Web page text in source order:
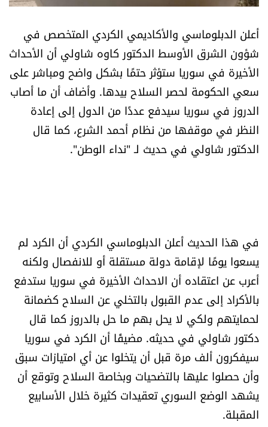
كتّابنا
تحت المجهر
آراء
اقتصاد
العالم
فصل من كتاب
اقرأ تضحك
كاميرا
سجالات
صحّة وصحن
الرياضة
أعلن الدبلوماسي والأكاديمي الكردي المتخصص في
شؤون الشرق الأوسط الدكتور كاوه شاولي أن الأحداث
الأخيرة في سوريا ستؤثر حتمًا بشكل واضح ومباشر على
سعي الحكومة لحصر السلاح بيدها. وأضاف أن ما أصاب
الدروز في سوريا سيدفع عددًا من الدول إلى إعادة
النظر في موقفها من نظام أحمد الشرع، كما قال
الدكتور شاولي في حديث لـ "نداء الوطن".
في هذا الحديث أعلن الدبلوماسي الكردي أن الكرد لم
يسعوا يومًا لإقامة دولة مستقلة أو للانفصال ولكنه
أعرب عن اعتقاده أن الاحداث الأخيرة في سوريا ستدفع
بالأكراد إلى عدم القبول بالتخلي عن السلاح كضمانة
لحمايتهم ولكي لا يحل بهم ما حل بالدروز كما قال
دكتور شاولي في حديثه. مضيفًا أن الكرد في سوريا
سيفكرون ألف مرة قبل أن يتخلوا عن أي امتيازات سبق
وأن حصلوا عليها بالتضحيات وبخاصة السلاح وتوقع أن
يشهد الوضع السوري تعقيدات كثيرة خلال الأسابيع
المقبلة.